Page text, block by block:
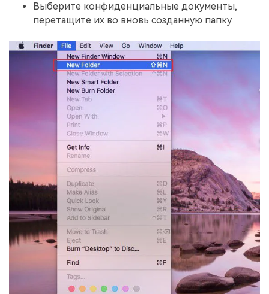
Выберите конфиденциальные документы,
перетащите их во вновь созданную папку